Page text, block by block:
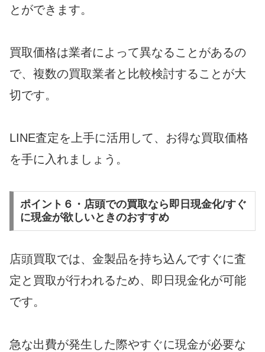
とができます。
買取価格は業者によって異なることがあるの
で、複数の買取業者と比較検討することが大
切です。
LINE査定を上手に活用して、お得な買取価格
を手に入れましょう。
ポイント６・店頭での買取なら即日現金化/すぐ
に現金が欲しいときのおすすめ
店頭買取では、金製品を持ち込んですぐに査
定と買取が行われるため、即日現金化が可能
です。
急な出費が発生した際やすぐに現金が必要な